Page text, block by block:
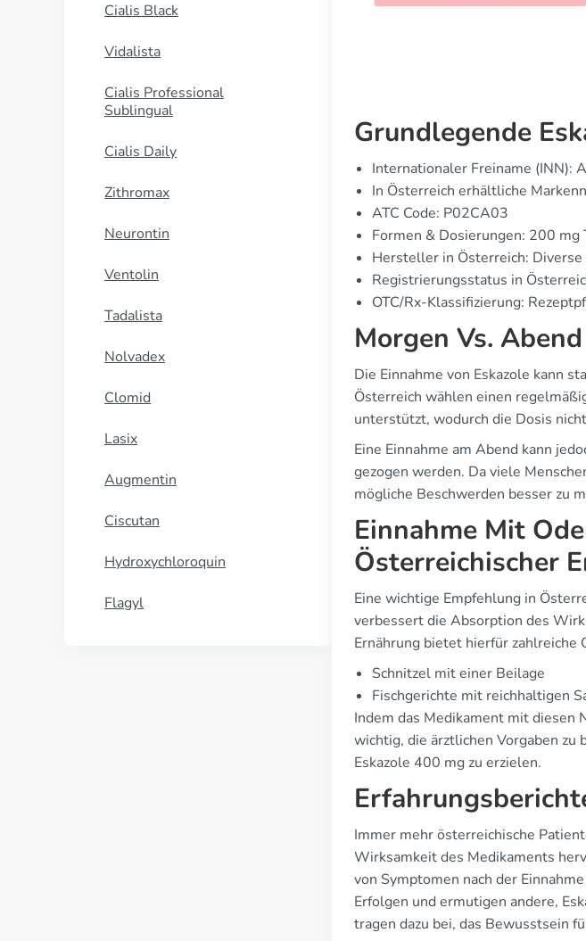
Cialis Black
Vidalista
Cialis Professional
Sublingual
Cialis Daily
Zithromax
Neurontin
Ventolin
Tadalista
Nolvadex
Clomid
Lasix
Augmentin
Ciscutan
Hydroxychloroquin
Flagyl
Grundlegende
Internationaler Freiname (INN):
In Österreich erhältliche
ATC Code: P02CA03
Formen & Dosierungen: 200 mg
Hersteller in Österreich:
Registrierungsstatus in
OTC/Rx-Klassifizierung:
Morgen Vs.
Die Einnahme von Eskazole kann
Österreich wählen einen
unterstützt, wodurch die Dosis
Eine Einnahme am Abend kann
gezogen werden. Da viele
mögliche Beschwerden besser zu
Einnahme Mit
Österreichischer
Eine wichtige Empfehlung in
verbessert die Absorption des
Ernährung bietet hierfür zahlreiche
Schnitzel mit einer Beilage
Fischgerichte mit reichhaltigen
Indem das Medikament mit
wichtig, die ärztlichen Vorgaben zu
Eskazole 400 mg zu erzielen.
Immer mehr österreichische
Wirksamkeit des Medikaments
von Symptomen nach der
Erfolgen und ermutigen andere,
tragen dazu bei, das Bewusstsein